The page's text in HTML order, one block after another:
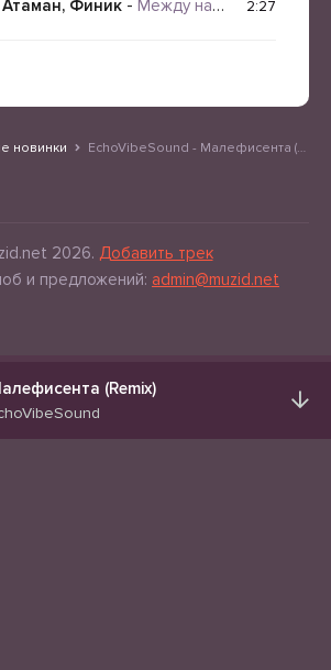
Атаман, Финик - Между нами 2:27
новинки EchoVibeSound - Малефисента (Remix)
2026. Добавить трек
и предложений: admin@muzid.net
(Remix)